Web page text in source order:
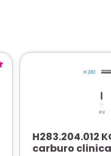
H283.204.012
carburo